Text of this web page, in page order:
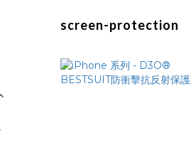
screen-protection